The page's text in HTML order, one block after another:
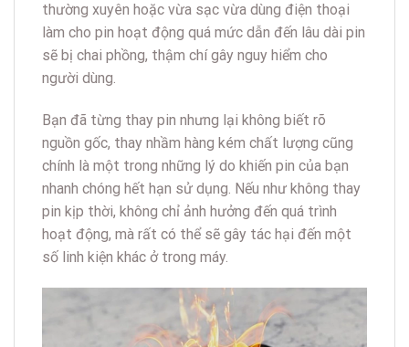
thường xuyên hoặc vừa sạc vừa dùng điện thoại
làm cho pin hoạt động quá mức dẫn đến lâu dài pin
sẽ bị chai phồng, thậm chí gây nguy hiểm cho
người dùng.
Bạn đã từng thay pin nhưng lại không biết rõ
nguồn gốc, thay nhầm hàng kém chất lượng cũng
chính là một trong những lý do khiến pin của bạn
nhanh chóng hết hạn sử dụng. Nếu như không thay
pin kịp thời, không chỉ ảnh hưởng đến quá trình
hoạt động, mà rất có thể sẽ gây tác hại đến một
số linh kiện khác ở trong máy.